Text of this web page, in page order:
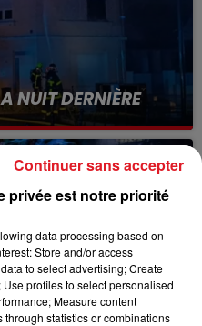
NUIT DERNIÈRE
LA MAISON DE
privée est notre priorité
data processing based on
Store and/or access
to select advertising; Create
profiles to select personalised
Measure content
statistics or combinations
Continuer sans accepter